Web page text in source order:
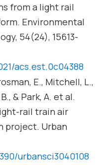
from a light rail
Environmental
54(24), 15613-
acs.est.0c04388
E., Mitchell, L.,
& Park, A. et al.
rail train air
project. Urban
urbansci3040108